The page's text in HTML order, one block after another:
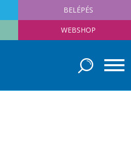
BELÉPÉS
WEBSHOP